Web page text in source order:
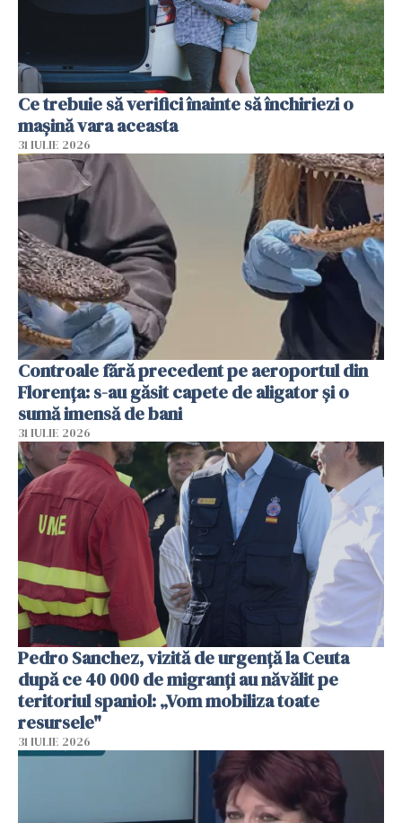
Ce trebuie să verifici înainte să închiriezi o
mașină vara aceasta
31 IULIE 2026
Controale fără precedent pe aeroportul din
Florența: s-au găsit capete de aligator și o
sumă imensă de bani
31 IULIE 2026
Pedro Sanchez, vizită de urgență la Ceuta
după ce 40 000 de migranți au năvălit pe
teritoriul spaniol: „Vom mobiliza toate
resursele"
31 IULIE 2026